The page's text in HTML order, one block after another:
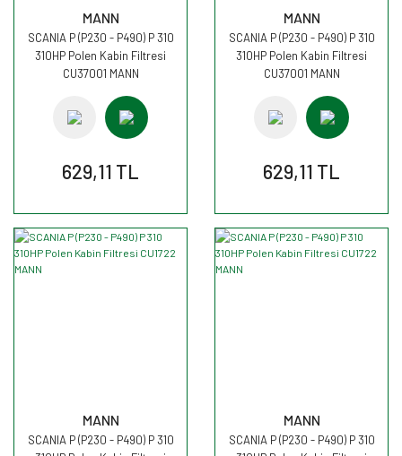
MANN
SCANIA P (P230 - P490) P 310
310HP Polen Kabin Filtresi
CU37001 MANN
629,11 TL
MANN
SCANIA P (P230 - P490) P 310
310HP Polen Kabin Filtresi
CU37001 MANN
629,11 TL
MANN
SCANIA P (P230 - P490) P 310
MANN
SCANIA P (P230 - P490) P 310